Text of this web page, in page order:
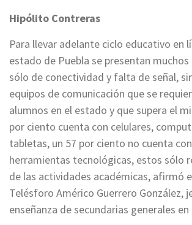
Hipólito Contreras
Para llevar adelante ciclo educativo en
estado de Puebla se presentan
sólo de conectividad y falta de señal,
equipos de comunicación que se
alumnos en el estado y que supera el
por ciento cuenta con celulares,
tabletas, un 57 por ciento no cuenta
herramientas tecnológicas, estos sólo
de las actividades académicas, afirmó
Telésforo Américo Guerrero González,
enseñanza de secundarias generales